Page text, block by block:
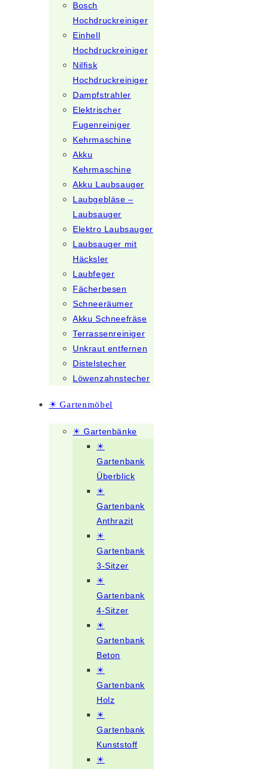
Bosch
Hochdruckreiniger
Einhell
Hochdruckreiniger
Nilfisk
Hochdruckreiniger
Dampfstrahler
Elektrischer
Fugenreiniger
Kehrmaschine
Akku
Kehrmaschine
Akku Laubsauger
Laubgebläse –
Laubsauger
Elektro Laubsauger
Laubsauger mit
Häcksler
Laubfeger
Fächerbesen
Schneeräumer
Akku Schneefräse
Terrassenreiniger
Unkraut entfernen
Distelstecher
Löwenzahnstecher
☀ Gartenmöbel
☀ Gartenbänke
☀
Gartenbank
Überblick
☀
Gartenbank
Anthrazit
☀
Gartenbank
3-Sitzer
☀
Gartenbank
4-Sitzer
☀
Gartenbank
Beton
☀
Gartenbank
Holz
☀
Gartenbank
Kunststoff
☀